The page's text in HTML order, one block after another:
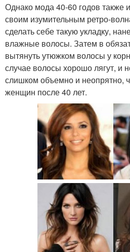
Однако мода 40-60 годов также
своим изумительным ретро-
сделать себе такую укладку,
влажные волосы. Затем в
вытянуть утюжком волосы у
случае волосы хорошо лягут, и
слишком объемно и неопрятно,
женщин после 40 лет.